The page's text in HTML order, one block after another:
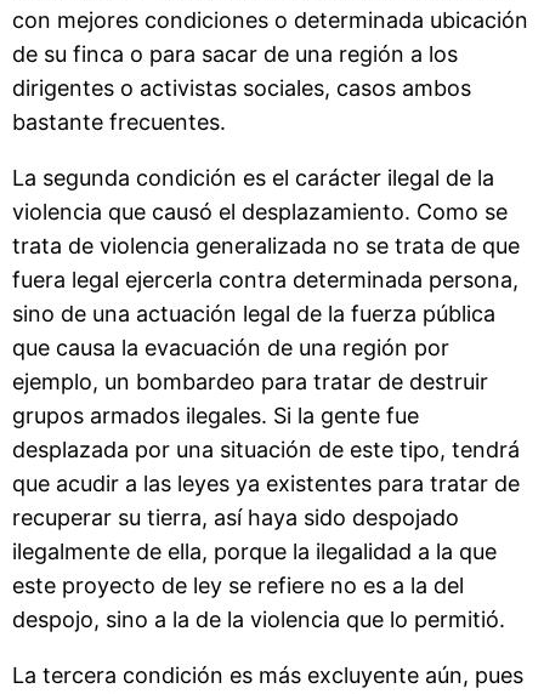
con mejores condiciones o determinada ubicación
de su finca o para sacar de una región a los
dirigentes o activistas sociales, casos ambos
bastante frecuentes.
La segunda condición es el carácter ilegal de la
violencia que causó el desplazamiento. Como se
trata de violencia generalizada no se trata de que
fuera legal ejercerla contra determinada persona,
sino de una actuación legal de la fuerza pública
que causa la evacuación de una región por
ejemplo, un bombardeo para tratar de destruir
grupos armados ilegales. Si la gente fue
desplazada por una situación de este tipo, tendrá
que acudir a las leyes ya existentes para tratar de
recuperar su tierra, así haya sido despojado
ilegalmente de ella, porque la ilegalidad a la que
este proyecto de ley se refiere no es a la del
despojo, sino a la de la violencia que lo permitió.
La tercera condición es más excluyente aún, pues